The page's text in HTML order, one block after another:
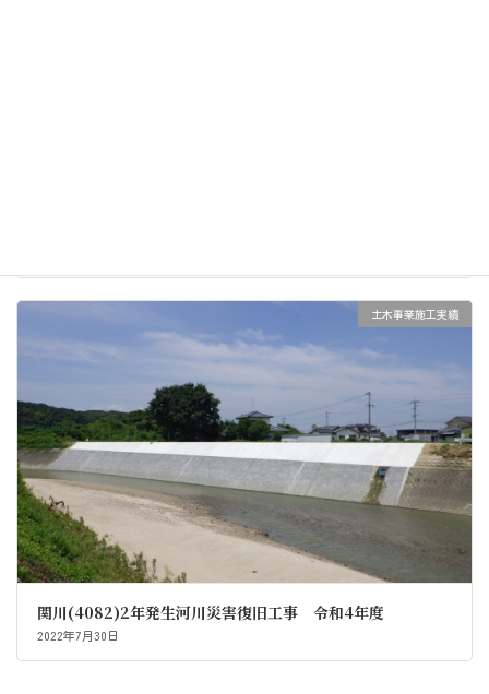
土木事業施工実績
関川(4082)2年発生河川災害復旧工事 令和4年度
2022年7月30日